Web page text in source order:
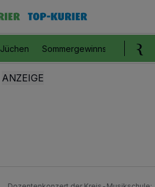
Jüchen Sommergewinnspiel